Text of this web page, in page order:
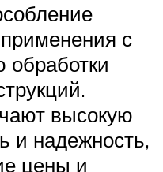
с
обработки
высокую
и надежность,
цены и